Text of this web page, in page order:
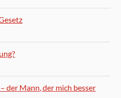
der Mann, der mich besser